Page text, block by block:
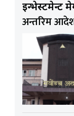
इन्भेस्टमेन्ट
अन्तरिम